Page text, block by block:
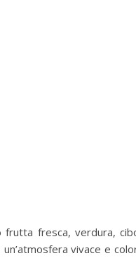
fresca, verdura,
vivace e